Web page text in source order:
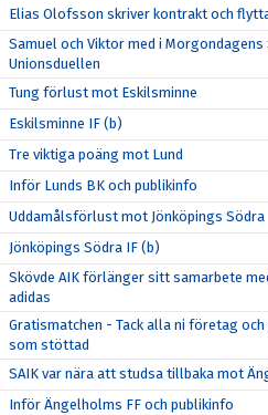
Elias Olofsson skriver kontrakt och
Samuel och Viktor med i
Unionsduellen
Tung förlust mot Eskilsminne
Eskilsminne IF (b)
Tre viktiga poäng mot Lund
Inför Lunds BK och publikinfo
Uddamålsförlust mot Jönköpings Södra
Jönköpings Södra IF (b)
Skövde AIK förlänger sitt samarbete
adidas
Gratismatchen - Tack alla ni företag
som stöttad
SAIK var nära att studsa tillbaka mot
Inför Ängelholms FF och publikinfo